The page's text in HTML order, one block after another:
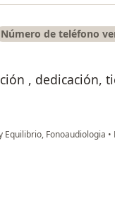
Número de teléfono
, dedicación,
Equilibrio, Fonoaudiologia •